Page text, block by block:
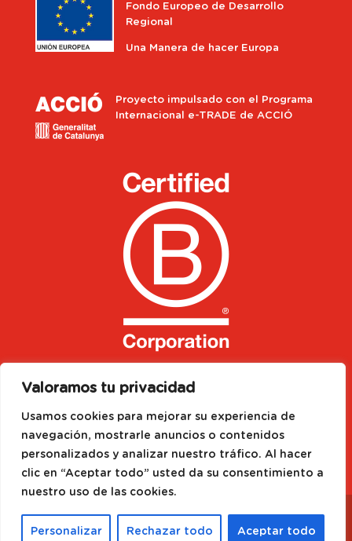
Valoramos tu privacidad
Usamos cookies para mejorar su experiencia de
navegación, mostrarle anuncios o contenidos
personalizados y analizar nuestro tráfico. Al hacer
clic en “Aceptar todo” usted da su consentimiento a
nuestro uso de las cookies.
Personalizar Rechazar todo Aceptar todo
Fondo Europeo de Desarrollo
Regional
Una Manera de hacer Europa
Proyecto impulsado con el Programa
Internacional e-TRADE de ACCIÓ
2021 FRUSELVA GLOBAL SA |Aviso Legal |Política